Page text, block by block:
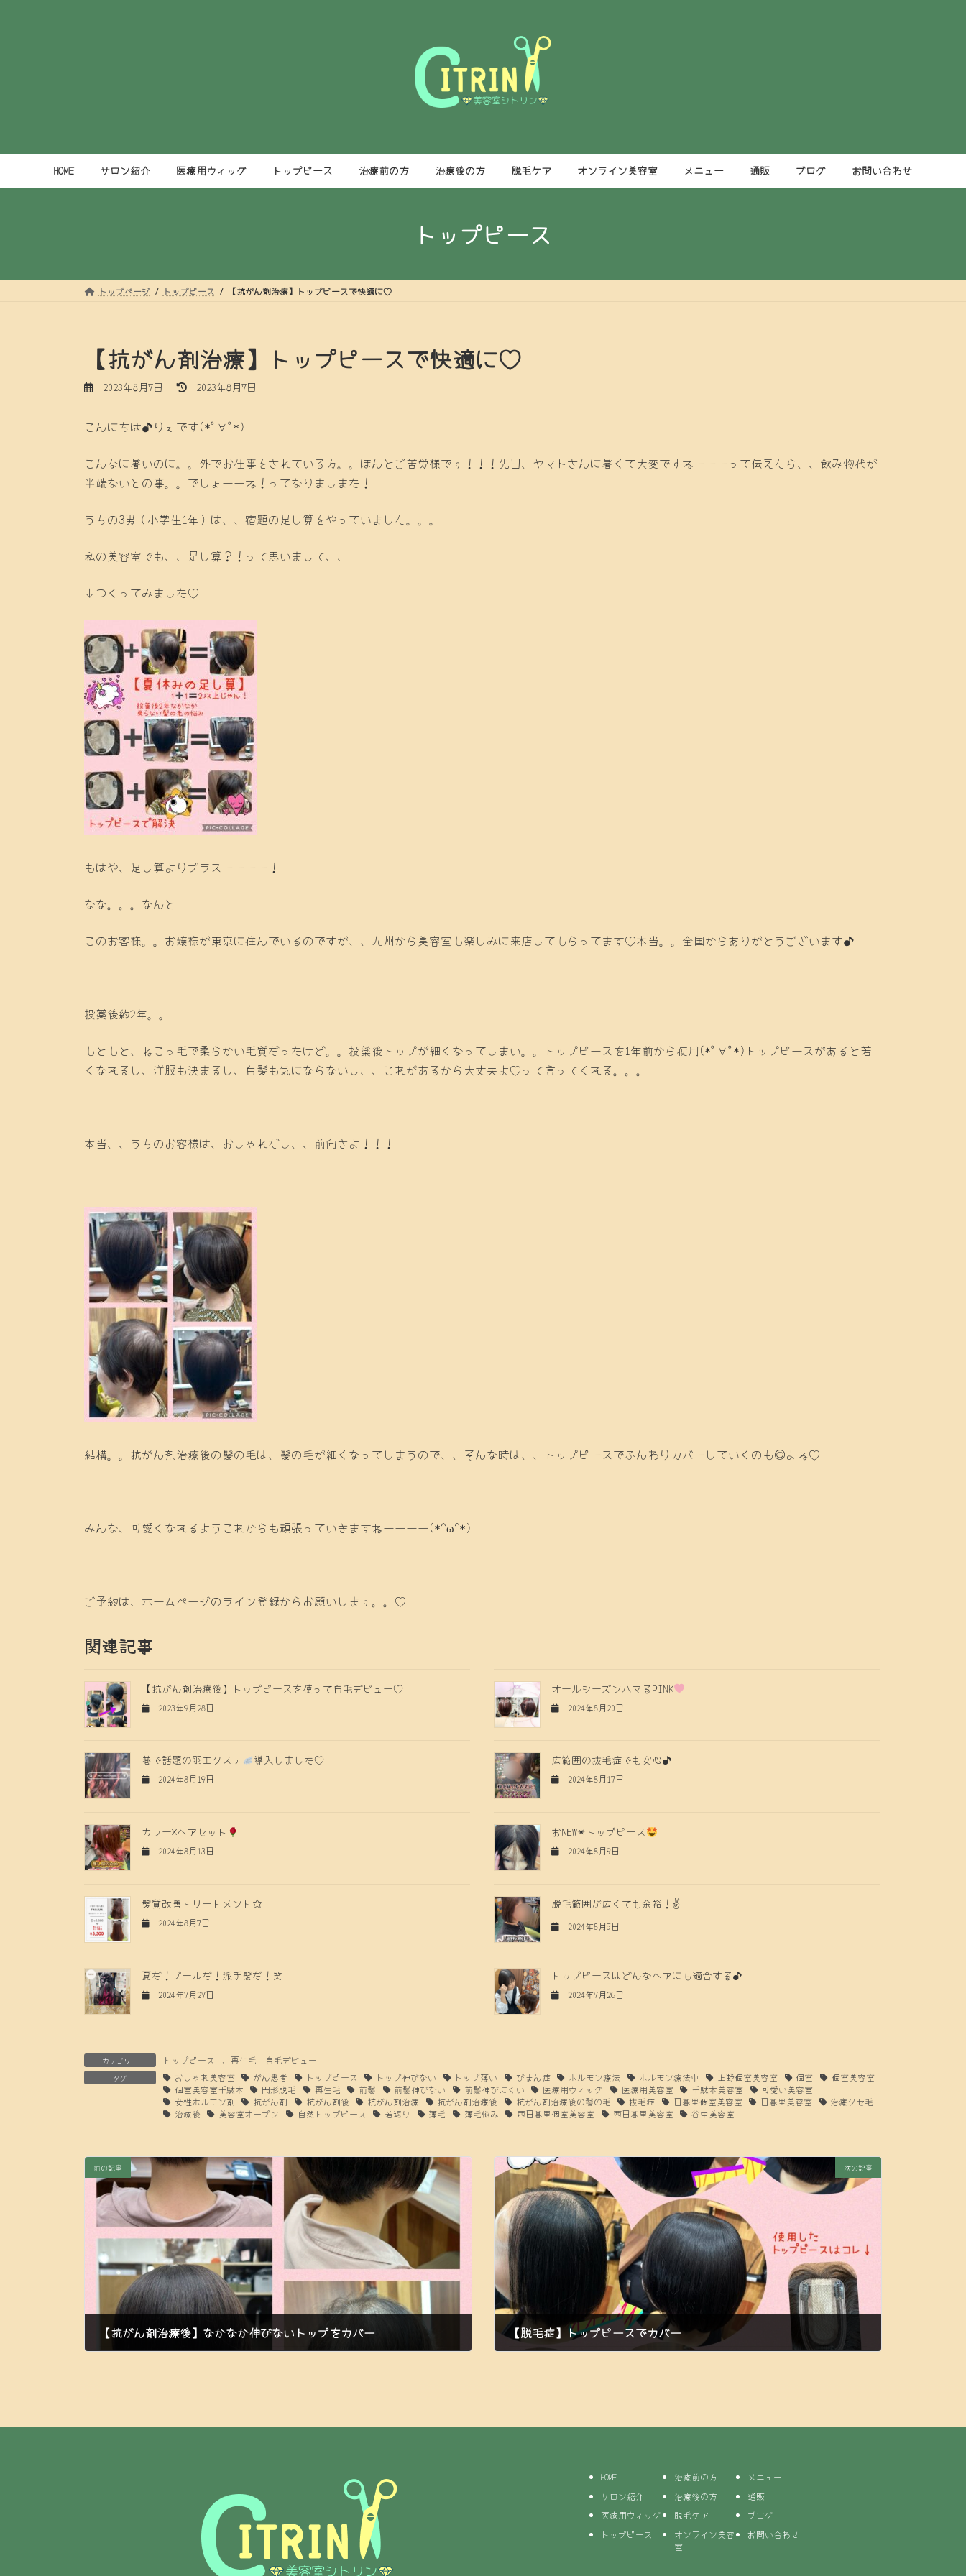
HOME サロン紹介 医療用ウィッグ トップピース 治療前の方 治療後の方 脱毛ケア オンライン美容室 メニュー 通販 ブログ お問い合わせ
トップピース
トップページ トップピース 【抗がん剤治療】トップピースで快適に♡
【抗がん剤治療】トップピースで快適に♡
2023年8月7日
最
新
時
:
2023年8月7日
こんにちは♪りぇです(*ﾟ∀ﾟ*)
こんなに暑いのに。。外でお仕事をされている方。。ほんとご苦労様です！！！先日、ヤマトさんに暑くて大変ですねーーーって伝えたら、、飲み物代が
半端ないとの事。。でしょーーね！ってなりましまた！
うちの3男（小学生1年）は、、宿題の足し算をやっていました。。。
私の美容室でも、、足し算？！って思いまして、、
↓つくってみました♡
もはや、足し算よりプラスーーーー！
なな。。。なんと
このお客様。。お嬢様が東京に住んでいるのですが、、九州から美容室も楽しみに来店してもらってます♡本当。。全国からありがとうございます♪
投薬後約2年。。
もともと、ねこっ毛で柔らかい毛質だったけど。。投薬後トップが細くなってしまい。。トップピースを1年前から使用(*ﾟ∀ﾟ*)トップピースがあると若
くなれるし、洋服も決まるし、白髪も気にならないし、、これがあるから大丈夫よ♡って言ってくれる。。。
本当、、うちのお客様は、おしゃれだし、、前向きよ！！！
結構。。抗がん剤治療後の髪の毛は、髪の毛が細くなってしまうので、、そんな時は、、トップピースでふんわりカバーしていくのも◎よね♡
みんな、可愛くなれるようこれからも頑張っていきますねーーーー(*^ω^*)
ご予約は、ホームページのライン登録からお願いします。。♡
関連記事
【抗がん剤治療後】トップピースを使って自毛デビュー♡
2023年9月28日
オールシーズンハマるPINK
2024年8月20日
巷で話題の羽エクステ 導入しました♡
2024年8月19日
広範囲の抜毛症でも安心♪
2024年8月17日
カラー×ヘアセット
2024年8月13日
おNEW✴︎トップピース
2024年8月9日
髪質改善トリートメント☆
2024年8月7日
脱毛範囲が広くても余裕！✌️
2024年8月5日
夏だ！プールだ！派手髪だ！笑
2024年7月27日
トップピースはどんなヘアにも適合する♪
2024年7月26日
カテゴリー トップピース 、 再生毛 自毛デビュー
タグ おしゃれ美容室 がん患者 トップピース トップ伸びない トップ薄い びまん症 ホルモン療法 ホルモン療法中 上野個室美容室 個室
個室美容室
個室美容室千駄木
円形脱毛 再生毛 前髪 前髪伸びない 前髪伸びにくい 医療用ウィッグ 医療用美容室 千駄木美容室
可愛い美容室
女性ホルモン剤
抗がん剤 抗がん剤後 抗がん剤治療 抗がん剤治療後 抗がん剤治療後の髪の毛 抜毛症 日暮里個室美容室 日暮里美容室
治療クセ毛
治療後
美容室オープン 自然トップピース 若返り 薄毛 薄毛悩み 西日暮里個室美容室 西日暮里美容室 谷中美容室
前の記事
【抗がん剤治療後】なかなか伸びないトップをカバー
次の記事
【脱毛症】トップピースでカバー
HOME
サロン紹介
医療用ウィッグ
トップピース
治療前の方
治療後の方
脱毛ケア
オンライン美容
室
メニュー
通販
ブログ
お問い合わせ